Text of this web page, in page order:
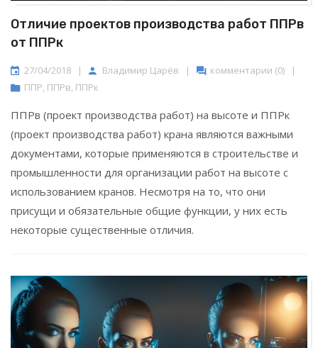
Отличие проектов производства работ ППРв
от ППРк
27/04/2018 | Владимир Царёв | комментарии (0)
|
ППР ППРв ППРк
ППРв (проект производства работ) на высоте и ППРк
(проект производства работ) крана являются важными
документами, которые применяются в строительстве и
промышленности для организации работ на высоте с
использованием кранов. Несмотря на то, что они
присущи и обязательные общие функции, у них есть
некоторые существенные отличия.